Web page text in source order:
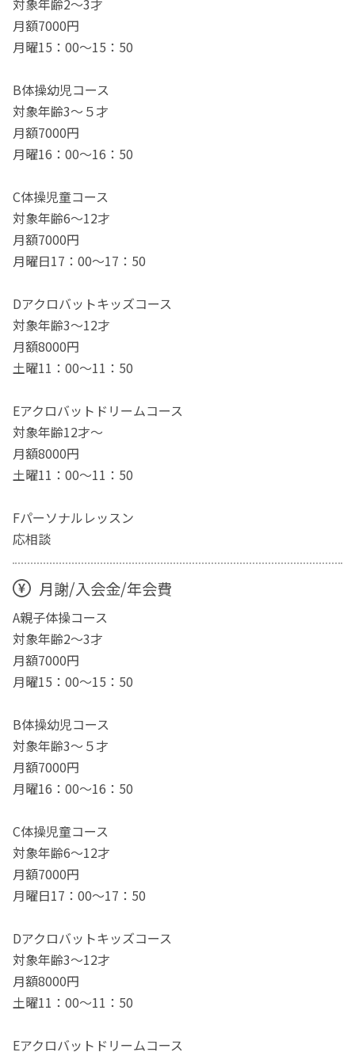
対象年齢2～3才
月額7000円
月曜15：00～15：50
B体操幼児コース
対象年齢3～５才
月額7000円
月曜16：00～16：50
C体操児童コース
対象年齢6～12才
月額7000円
月曜日17：00～17：50
Dアクロバットキッズコース
対象年齢3～12才
月額8000円
土曜11：00～11：50
Eアクロバットドリームコース
対象年齢12才～
月額8000円
土曜11：00～11：50
Fパーソナルレッスン
応相談
月謝/入会金/年会費
A親子体操コース
対象年齢2～3才
月額7000円
月曜15：00～15：50
B体操幼児コース
対象年齢3～５才
月額7000円
月曜16：00～16：50
C体操児童コース
対象年齢6～12才
月額7000円
月曜日17：00～17：50
Dアクロバットキッズコース
対象年齢3～12才
月額8000円
土曜11：00～11：50
Eアクロバットドリームコース